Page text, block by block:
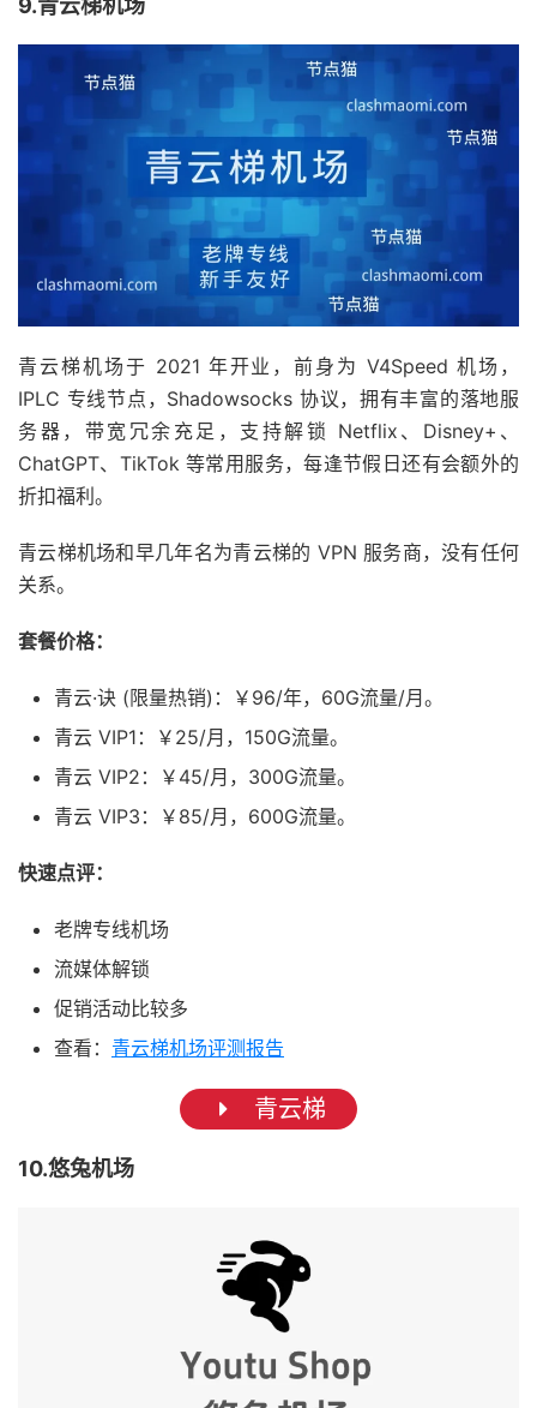
9.青云梯机场
青云梯机场于 2021 年开业，前身为 V4Speed 机场，
IPLC 专线节点，Shadowsocks 协议，拥有丰富的落地服
务器，带宽冗余充足，支持解锁 Netflix、Disney+、
ChatGPT、TikTok 等常用服务，每逢节假日还有会额外的
折扣福利。
青云梯机场和早几年名为青云梯的 VPN 服务商，没有任何
关系。
套餐价格：
青云·诀 (限量热销)：￥96/年，60G流量/月。
青云 VIP1：￥25/月，150G流量。
青云 VIP2：￥45/月，300G流量。
青云 VIP3：￥85/月，600G流量。
快速点评：
老牌专线机场
流媒体解锁
促销活动比较多
查看： 青云梯机场评测报告
青云梯
10.悠兔机场